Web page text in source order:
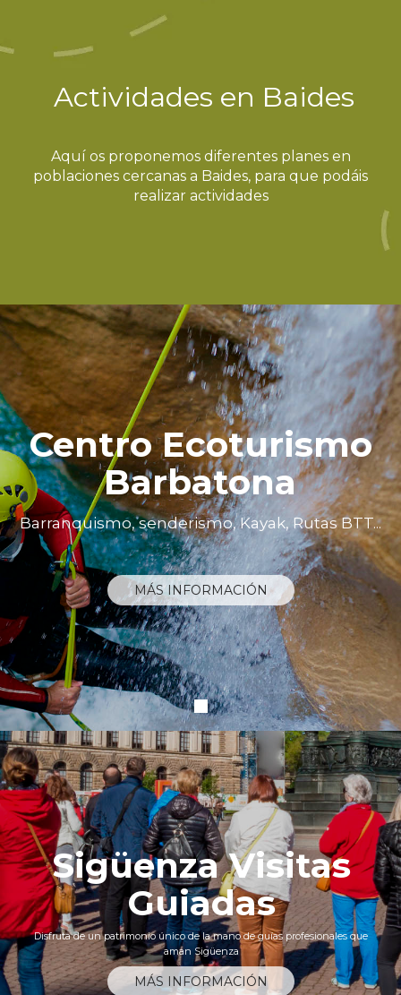
Actividades en Baides
Aquí os proponemos diferentes planes en
poblaciones cercanas a Baides, para que podáis
realizar actividades
Centro Ecoturismo
Barbatona
Barranquismo, senderismo, Kayak, Rutas BTT...
MÁS INFORMACIÓN
Sigüenza Visitas
Guiadas
Disfruta de un patrimonio único de la mano de guías profesionales que
aman Sigüenza
MÁS INFORMACIÓN